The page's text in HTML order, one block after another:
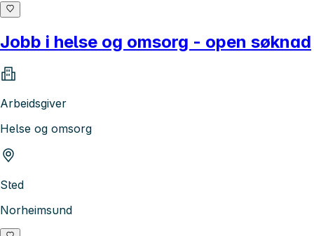
Jobb i helse og omsorg - open søknad
Arbeidsgiver
Helse og omsorg
Sted
Norheimsund